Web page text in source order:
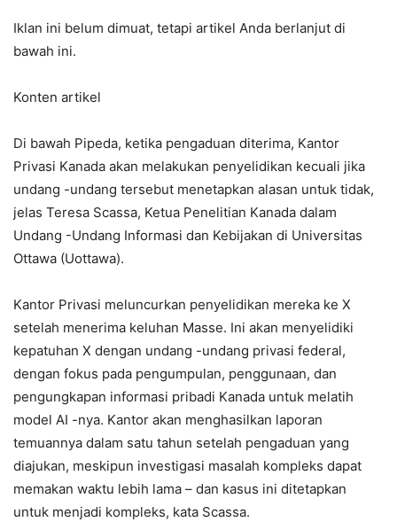
Iklan ini belum dimuat, tetapi artikel Anda berlanjut di
bawah ini.
Konten artikel
Di bawah Pipeda, ketika pengaduan diterima, Kantor
Privasi Kanada akan melakukan penyelidikan kecuali jika
undang -undang tersebut menetapkan alasan untuk tidak,
jelas Teresa Scassa, Ketua Penelitian Kanada dalam
Undang -Undang Informasi dan Kebijakan di Universitas
Ottawa (Uottawa).
Kantor Privasi meluncurkan penyelidikan mereka ke X
setelah menerima keluhan Masse. Ini akan menyelidiki
kepatuhan X dengan undang -undang privasi federal,
dengan fokus pada pengumpulan, penggunaan, dan
pengungkapan informasi pribadi Kanada untuk melatih
model AI -nya. Kantor akan menghasilkan laporan
temuannya dalam satu tahun setelah pengaduan yang
diajukan, meskipun investigasi masalah kompleks dapat
memakan waktu lebih lama – dan kasus ini ditetapkan
untuk menjadi kompleks, kata Scassa.